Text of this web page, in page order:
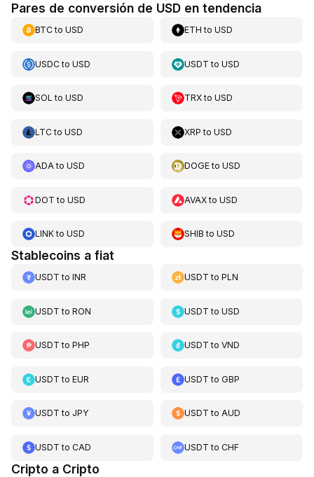
Pares de conversión de USD en tendencia
BTCto USD ETH toUSD
USDCto USD USDT toUSD
SOL to USD TRXtoUSD
LTCto USD XRP toUSD
ADAto USD DOGEtoUSD
DOT to USD AVAXtoUSD
LINKto USD SHIB toUSD
Stablecoins a fiat
USDT to INR USDT toPLN
USDT to RON USDT toUSD
USDT to PHP USDT toVND
USDT to EUR USDT toGBP
USDT to JPY USDT toAUD
USDT to CAD USDT toCHF
Cripto a Cripto